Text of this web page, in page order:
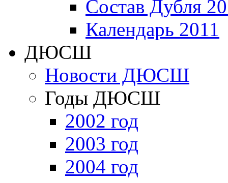
Состав Дубля
Календарь 2011
ДЮСШ
Новости ДЮСШ
Годы ДЮСШ
2002 год
2003 год
2004 год